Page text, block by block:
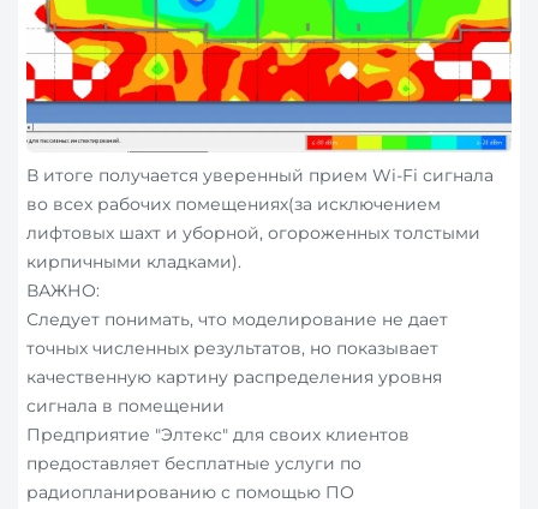
В итоге получается уверенный прием Wi-Fi сигнала
во всех рабочих помещениях(за исключением
лифтовых шахт и уборной, огороженных толстыми
кирпичными кладками).
ВАЖНО:
Следует понимать, что моделирование не дает
точных численных результатов, но показывает
качественную картину распределения уровня
сигнала в помещении
Предприятие "Элтекс" для своих клиентов
предоставляет бесплатные услуги по
радиопланированию с помощью ПО